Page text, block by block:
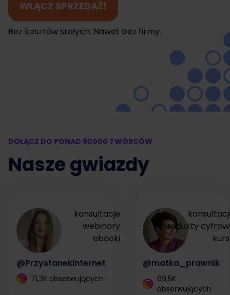
WŁĄCZ SPRZEDAŻ!
Bez kosztów stałych. Nawet bez firmy.
DOŁĄCZ DO PONAD 90000 TWÓRCÓW
Nasze gwiazdy
konsultacje
webinary
ebooki
@PrzystanekInternet
71,3K obserwujących
produkty
@matka_prawnik
69,5K
obserwujących